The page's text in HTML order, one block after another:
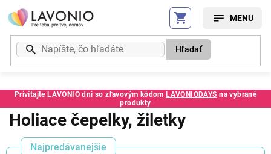
Prejsť
na
obsah
Privítajte LAVONIO dni so zľavovým kódom LAVONIODAYS na vybrané
produkty
Hľadať
Holiace čepelky, žiletky
Najpredávanejšie